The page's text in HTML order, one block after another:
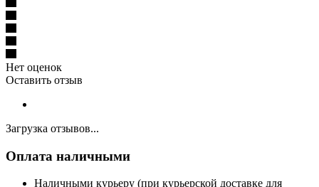
Нет оценок
Оставить отзыв
Загрузка отзывов...
Оплата наличными
Наличными курьеру (при курьерской доставке для